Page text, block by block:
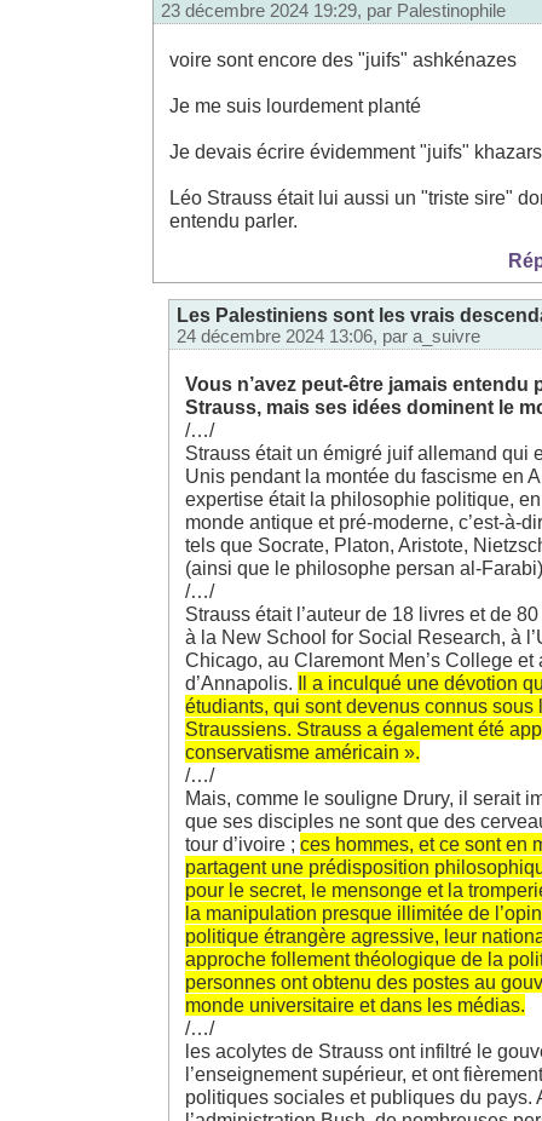
23 décembre 2024 19:29, par Palestinophile
voire sont encore des "juifs" ashkénazes
Je me suis lourdement planté
Je devais écrire évidemment "juifs" khazars
Léo Strauss était lui aussi un "triste sire"
entendu parler.
Les Palestiniens sont les vrais
24 décembre 2024 13:06, par a_suivre
Vous n’avez peut-être jamais entendu
Strauss, mais ses idées dominent le
/…/
Strauss était un émigré juif allemand qui
Unis pendant la montée du fascisme en
expertise était la philosophie politique,
monde antique et pré-moderne, c’est-à-
tels que Socrate, Platon, Aristote,
(ainsi que le philosophe persan al-
/…/
Strauss était l’auteur de 18 livres et de
à la New School for Social Research, à
Chicago, au Claremont Men’s College et
d’Annapolis.
Il a inculqué une dévotion
étudiants, qui sont devenus connus sous
Straussiens. Strauss a également été
conservatisme américain ».
/…/
Mais, comme le souligne Drury, il serait
que ses disciples ne sont que des
tour d’ivoire ; ces hommes, et ce sont en
partagent une prédisposition
pour le secret, le mensonge et la
la manipulation presque illimitée de
politique étrangère agressive, leur
approche follement théologique de la
personnes ont obtenu des postes au
monde universitaire et dans les médias.
/…/
les acolytes de Strauss ont infiltré le
l’enseignement supérieur, et ont
politiques sociales et publiques du pays.